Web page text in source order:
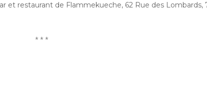
et restaurant de Flammekueche, 62 Rue des Lombards,
* * *